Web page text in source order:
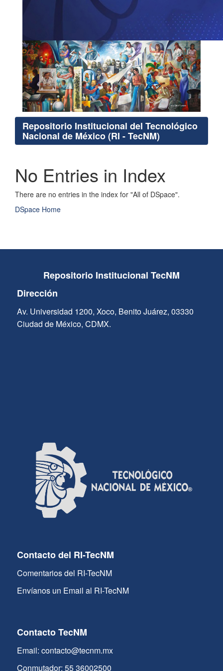
Repositorio Institucional del Tecnológico
Nacional de México (RI - TecNM)
No Entries in Index
There are no entries in the index for "All of DSpace".
DSpace Home
Repositorio Institucional TecNM
Dirección
Av. Universidad 1200, Xoco, Benito Juárez, 03330
Ciudad de México, CDMX.
Contacto del RI-TecNM
Comentarios del RI-TecNM
Envíanos un Email al RI-TecNM
Contacto TecNM
Email: contacto@tecnm.mx
Conmutador: 55 36002500